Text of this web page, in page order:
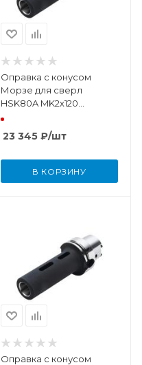
Оправка с конусом
Морзе для сверл
HSK80A MK2х120
DIN69893
23 345 ₽/шт
В КОРЗИНУ
Оправка с конусом